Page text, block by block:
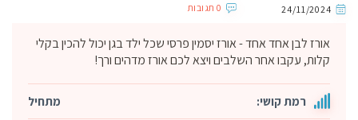
24/11/2024 0 תגובות
אורז לבן אחד אחד - אורז יסמין פרסי שכל ילד בגן יכול להכין בקלי
קלות, עקבו אחר השלבים ויצא לכם אורז מדהים ורך!
רמת קושי: מתחיל